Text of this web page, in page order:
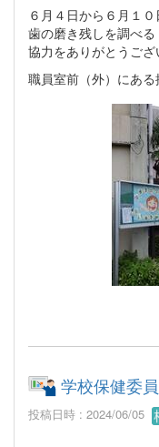
６月４日から６月１
歯の磨き残しを調べ
協力をありがとうござ
職員室前（外）にある
学校保健委
投稿日時 : 2024/06/05